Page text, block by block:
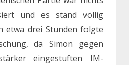
und es stand völlig
etwa drei Stunden folgte
da Simon gegen
eingestuften IM-